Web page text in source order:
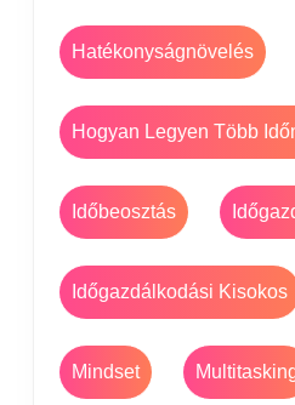
Hatékonyságnövelés
Hogyan Legyen Több
Időbeosztás
Időgazdálkodási Kisokos
Mindset